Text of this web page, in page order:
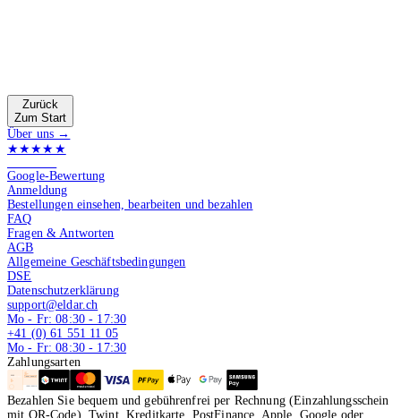
Zurück
Zum Start
Über uns →
★★★★★
Google-Bewertung
Anmeldung
Bestellungen einsehen, bearbeiten und bezahlen
FAQ
Fragen & Antworten
AGB
Allgemeine Geschäftsbedingungen
DSE
Datenschutzerklärung
support@eldar.ch
Mo - Fr: 08:30 - 17:30
+41 (0) 61 551 11 05
Mo - Fr: 08:30 - 17:30
Zahlungsarten
Bezahlen Sie bequem und gebührenfrei per Rechnung (Einzahlungsschein
mit QR-Code), Twint, Kreditkarte, PostFinance, Apple, Google oder